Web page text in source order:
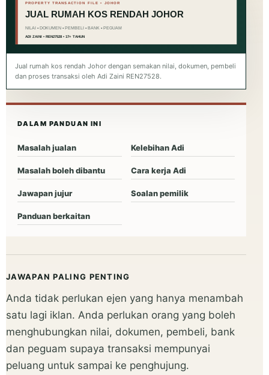
Jual rumah kos rendah Johor dengan semakan nilai, dokumen, pembeli
dan proses transaksi oleh Adi Zaini REN27528.
DALAM PANDUAN INI
Masalah jualan Kelebihan Adi
Masalah boleh dibantu Cara kerja Adi
Jawapan jujur Soalan pemilik
Panduan berkaitan
JAWAPAN PALING PENTING
Anda tidak perlukan ejen yang hanya menambah
satu lagi iklan. Anda perlukan orang yang boleh
menghubungkan nilai, dokumen, pembeli, bank
dan peguam supaya transaksi mempunyai
peluang untuk sampai ke penghujung.